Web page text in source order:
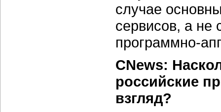
случае
сервисов, а не
программно-
CNews:
российские
взгляд?